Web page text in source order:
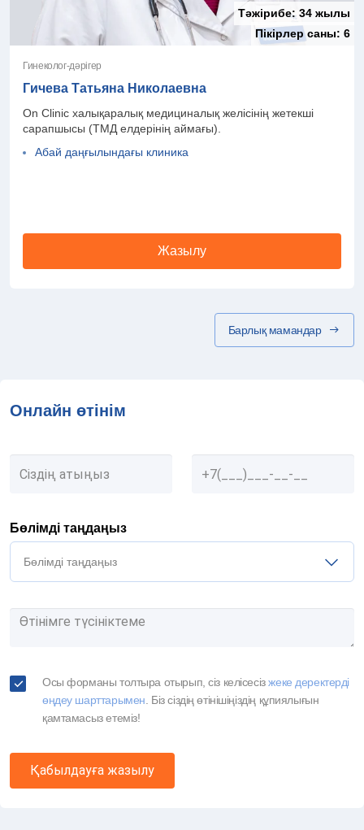
Тәжірибе:34 жылы
Пікірлер саны: 6
Гинеколог-дәрігер
Гичева Татьяна Николаевна
On Clinic халықаралық медициналық желісінің жетекші
сарапшысы (ТМД елдерінің аймағы).
Абай даңғылындағы клиника
Жазылу
Барлық мамандар
Онлайн өтінім
Бөлімді таңдаңыз
Бөлімді таңдаңыз
Осы форманы толтыра отырып, сіз келісесізжеке деректерді
өңдеу шарттарымен. Біз сіздің өтінішіңіздің құпиялығын
қамтамасыз етеміз!
Қабылдауға жазылу